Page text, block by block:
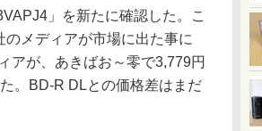
」を新たに確認した。こ
メディアが市場に出た事に
アが、あきばお～零で3,779円
。BD-R DLとの価格差はまだ